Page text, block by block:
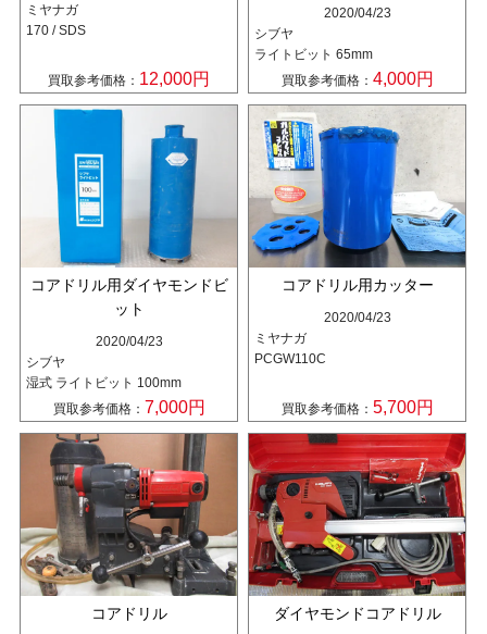
ミヤナガ
170 / SDS
買取参考価格： 12,000円
2020/04/23
シブヤ
ライトビット 65mm
買取参考価格： 4,000円
コアドリル用ダイヤモンドビ
ット
2020/04/23
シブヤ
湿式 ライトビット 100mm
買取参考価格： 7,000円
コアドリル用カッター
2020/04/23
ミヤナガ
PCGW110C
買取参考価格： 5,700円
コアドリル ダイヤモンドコアドリル